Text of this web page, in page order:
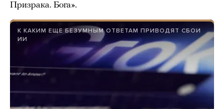
Призрака. Бога».
К КАКИМ ЕЩЕ БЕЗУМНЫМ ОТВЕТАМ ПРИВОДЯТ СБОИ
ИИ